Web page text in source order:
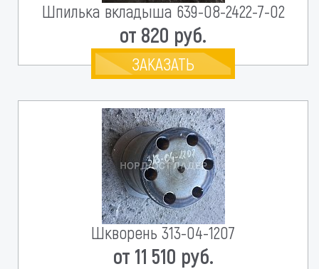
Шпилька вкладыша 639-08-2422-7-02
от 820 руб.
ЗАКАЗАТЬ
Шкворень 313-04-1207
от 11 510 руб.